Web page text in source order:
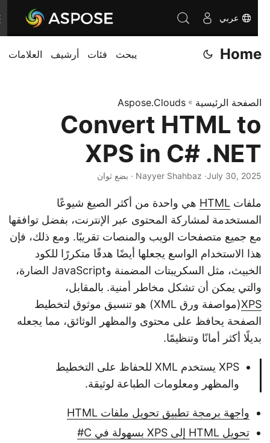
عربي
Home يبحث فئات أرشيف العلامات
الصفحة الرئيسية»
Aspose.Clouds
Convert HTML to
XPS in C# .NET
July 30, 2025· Nayyer Shahbaz · بضع ثوان
ملفاتHTMLهي واحدة من أكثر الصيغ شيوعًا
المستخدمة لمشاركة المحتوى عبر الإنترنت، بفضل توافقها
مع جميع متصفحات الويب والمنصات تقريبًا. ومع ذلك، فإن
هذا الاستخدام الواسع يجعلها أيضًا هدفًا متكررًا للكود
الخبيث، مثل السكريبتات المضمنة وJavaScript الضارة،
والتي يمكن أن تشكل مخاطر أمنية. بالمقابل،
XPS
(مواصفة ورق XML) هو تنسيق موثوق لتخطيط
الصفحة يحافظ على محتوى والمظهر الوثائق، مما يجعله
بديلًا أكثر أمانًا وتنظيمًا.
XPS يستخدم XML للحفاظ على التخطيط
والمظهر ومعلومات الطباعة لوثيقة.
واجهة برمجة تطبيق تحويل ملفات HTML
تحويل HTML إلى XPS بسهولة في C#